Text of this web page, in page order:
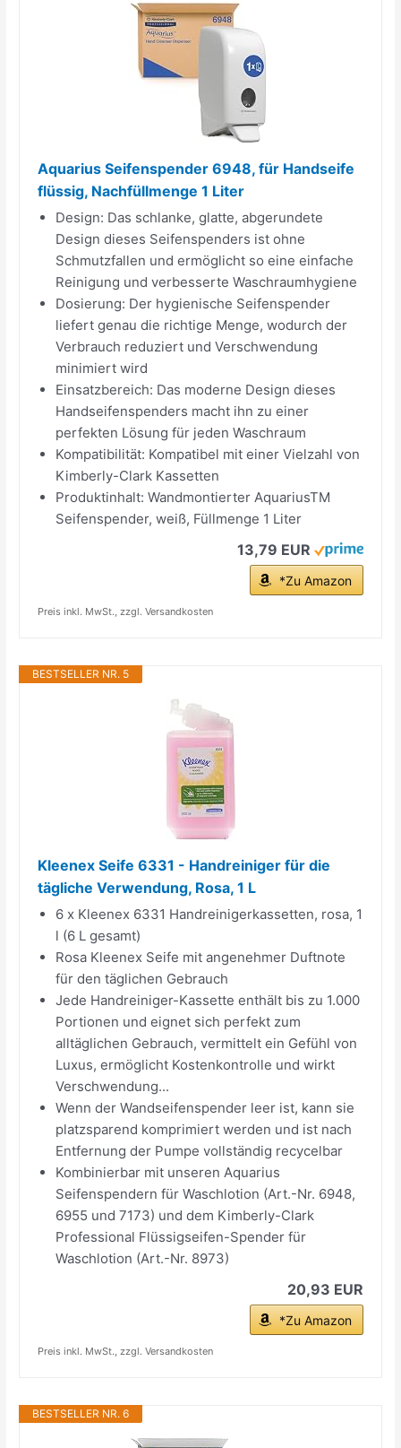
Aquarius Seifenspender 6948, für Handseife
flüssig, Nachfüllmenge 1 Liter
Design: Das schlanke, glatte, abgerundete
Design dieses Seifenspenders ist ohne
Schmutzfallen und ermöglicht so eine einfache
Reinigung und verbesserte Waschraumhygiene
Dosierung: Der hygienische Seifenspender
liefert genau die richtige Menge, wodurch der
Verbrauch reduziert und Verschwendung
minimiert wird
Einsatzbereich: Das moderne Design dieses
Handseifenspenders macht ihn zu einer
perfekten Lösung für jeden Waschraum
Kompatibilität: Kompatibel mit einer Vielzahl von
Kimberly-Clark Kassetten
Produktinhalt: Wandmontierter AquariusTM
Seifenspender, weiß, Füllmenge 1 Liter
13,79 EUR
*Zu Amazon
Preis inkl. MwSt., zzgl. Versandkosten
BESTSELLER NR. 5
Kleenex Seife 6331 - Handreiniger für die
tägliche Verwendung, Rosa, 1 L
6 x Kleenex 6331 Handreinigerkassetten, rosa, 1
l (6 L gesamt)
Rosa Kleenex Seife mit angenehmer Duftnote
für den täglichen Gebrauch
Jede Handreiniger-Kassette enthält bis zu 1.000
Portionen und eignet sich perfekt zum
alltäglichen Gebrauch, vermittelt ein Gefühl von
Luxus, ermöglicht Kostenkontrolle und wirkt
Verschwendung...
Wenn der Wandseifenspender leer ist, kann sie
platzsparend komprimiert werden und ist nach
Entfernung der Pumpe vollständig recycelbar
Kombinierbar mit unseren Aquarius
Seifenspendern für Waschlotion (Art.-Nr. 6948,
6955 und 7173) und dem Kimberly-Clark
Professional Flüssigseifen-Spender für
Waschlotion (Art.-Nr. 8973)
20,93 EUR
*Zu Amazon
Preis inkl. MwSt., zzgl. Versandkosten
BESTSELLER NR. 6